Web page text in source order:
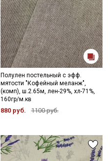
Полулен постельный с эфф.
мятости "Кофейный меланж",
(комп), ш.2.65м, лен-29%, хл-71%,
160гр/м.кв
880 руб. 1100 руб.